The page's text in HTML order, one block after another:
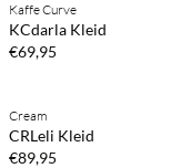
NEUHEITEN
Kaffe Curve
KCdarla Kleid
€69,95
NEUHEITEN
Cream
CRLeli Kleid
€89,95